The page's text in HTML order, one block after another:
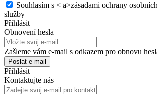
Souhlasím s < a>zásadami ochrany
služby
Přihlásit
Obnovení hesla
Zašleme vám e-mail s odkazem pro obnovu
Poslat e-mail
Přihlásit
Kontaktujte nás